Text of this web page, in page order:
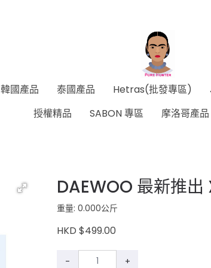
韓國產品 泰國產品 Hetras(批發專區)
授權精品
SABON 專區 摩洛哥產品
DAEWOO 最新推
重量: 0.000公斤
HKD $499.00
- +